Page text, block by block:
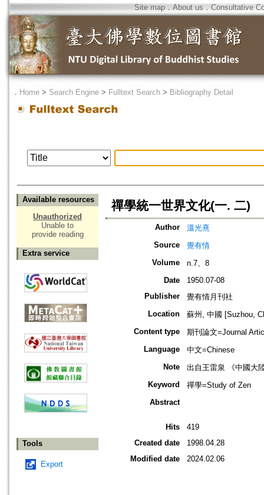
Site map．About us ． Consultative
． Home > Search Engine > Fulltext Search > Bibliography Detail
Available resources
Unauthorized
Unable to
provide reading
Extra service
Tools
Export
禪學統一世界文化(一. 二)
Author
溫光熹
Source
覺有情
Volume
n.7、8
Date
1950.07-08
Publisher
覺有情月刊社
Location
蘇州, 中國 [Suzhou,
Content type
期刊論文=Journal
Language
中文=Chinese
Note
出自王雷泉 《中國大
Keyword
禪學=Study of Zen
Abstract
Hits
419
Created date
1998.04.28
Modified date
2024.02.06